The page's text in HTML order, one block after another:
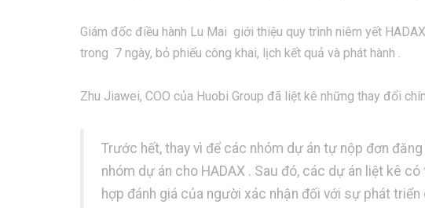
Giám đốc điều hành Lu Mai giới thiệu quy trình niêm yết
trong 7 ngày, bỏ phiếu công khai, lịch kết quả và phát hành .
Zhu Jiawei, COO của Huobi Group đã liệt kê những thay đổi
Trước hết, thay vì để các nhóm dự án tự nộp đơn
nhóm dự án cho HADAX . Sau đó, các dự án liệt kê
hợp đánh giá của người xác nhận đối với sự phát